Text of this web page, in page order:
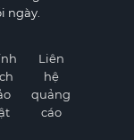
ngày.
Liên
hệ
quảng
cáo